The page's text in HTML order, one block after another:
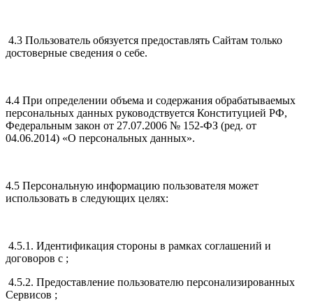
4.3 Пользователь обязуется предоставлять Сайтам только
достоверные сведения о себе.
4.4 При определении объема и содержания обрабатываемых
персональных данных руководствуется Конституцией РФ,
Федеральным закон от 27.07.2006 № 152-ФЗ (ред. от
04.06.2014) «О персональных данных».
4.5 Персональную информацию пользователя может
использовать в следующих целях:
4.5.1. Идентификация стороны в рамках соглашений и
договоров с ;
4.5.2. Предоставление пользователю персонализированных
Сервисов ;